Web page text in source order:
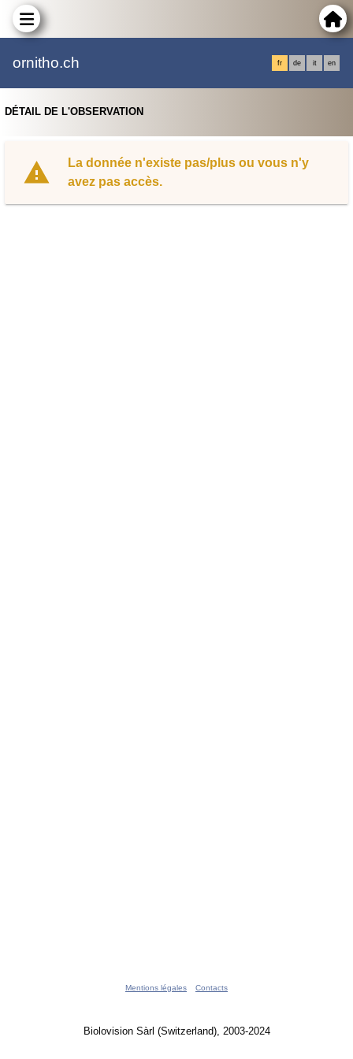
ornitho.ch fr de it en
DÉTAIL DE L'OBSERVATION
La donnée n'existe pas/plus ou vous n'y
avez pas accès.
Mentions légales Contacts
Biolovision Sàrl (Switzerland), 2003-2024